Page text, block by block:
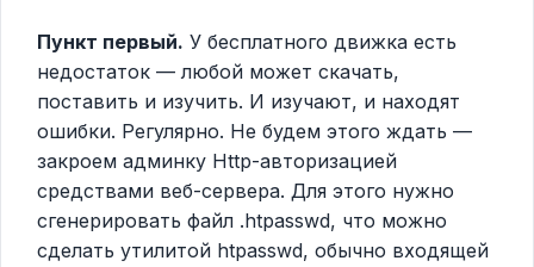
Пункт первый. У бесплатного движка есть
недостаток — любой может скачать,
поставить и изучить. И изучают, и находят
ошибки. Регулярно. Не будем этого ждать —
закроем админку Http-авторизацией
средствами веб-сервера. Для этого нужно
сгенерировать файл .htpasswd, что можно
сделать утилитой htpasswd, обычно входящей